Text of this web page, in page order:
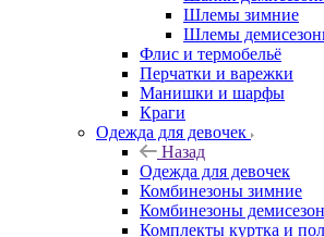
Шлемы зимние
Шлемы
Флис и термобельё
Перчатки и варежки
Манишки и шарфы
Краги
Одежда для девочек
Назад
Одежда для девочек
Комбинезоны зимние
Комбинезоны
Комплекты куртка и